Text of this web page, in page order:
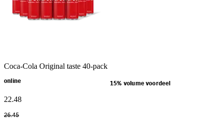
Coca-Cola Original taste 40-pack
online 15% volume voordeel
22.48
26.45